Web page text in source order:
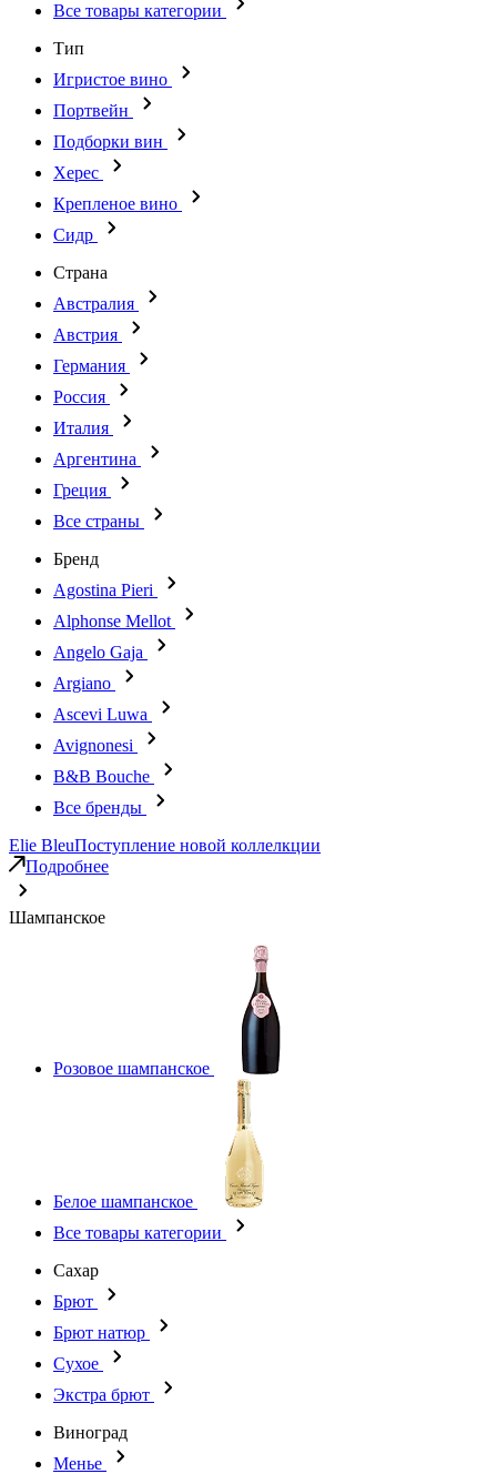
Все товары категории
Тип
Игристое вино
Портвейн
Подборки вин
Херес
Крепленое вино
Сидр
Страна
Австралия
Австрия
Германия
Россия
Италия
Аргентина
Греция
Все страны
Бренд
Agostina Pieri
Alphonse Mellot
Angelo Gaja
Argiano
Ascevi Luwa
Avignonesi
B&B Bouche
Все бренды
Elie BleuПоступление новой коллелкции
Подробнее
Шампанское
Розовое шампанское
Белое шампанское
Все товары категории
Сахар
Брют
Брют натюр
Сухое
Экстра брют
Виноград
Менье